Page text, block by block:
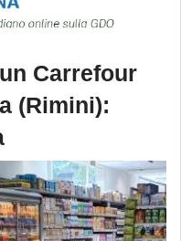
Carrefour
(Rimini):